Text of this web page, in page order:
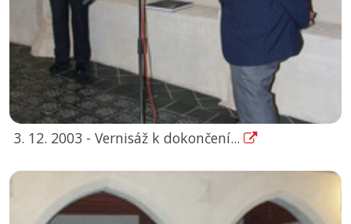
3. 12. 2003 - Vernisáž k dokončení...